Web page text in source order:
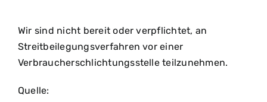
Wir sind nicht bereit oder verpflichtet, an
Streitbeilegungsverfahren vor einer
Verbraucherschlichtungsstelle teilzunehmen.
Quelle: